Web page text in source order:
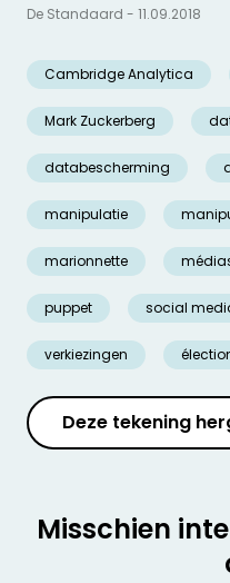
Cambridge Analytica
Mark Zuckerberg
databescherming
manipulatie
marionnette
puppet social
verkiezingen
De Standaard - 11.09.2018
Deze tekening
Misschien